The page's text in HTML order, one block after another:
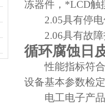
冻器件，*LCD
2.05具有停电停止
2.06具有故障报警
循环腐蚀日皮
性能指标符合
设备基本参数检定
电工电子产品